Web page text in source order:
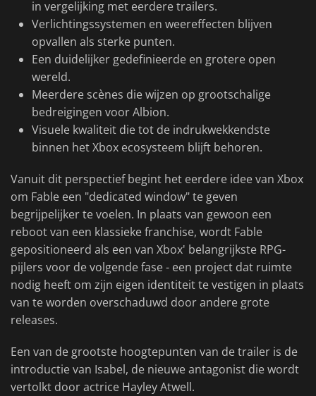
in vergelijking met eerdere trailers.
Verlichtingssystemen en weereffecten blijven
opvallen als sterke punten.
Een duidelijker gedefinieerde en grotere open
wereld.
Meerdere scènes die wijzen op grootschalige
bedreigingen voor Albion.
Visuele kwaliteit die tot de indrukwekkendste
binnen het Xbox ecosysteem blijft behoren.
Vanuit dit perspectief begint het eerdere idee van Xbox
om Fable een "dedicated window" te geven
begrijpelijker te voelen. In plaats van gewoon een
reboot van een klassieke franchise, wordt Fable
gepositioneerd als een van Xbox' belangrijkste RPG-
pijlers voor de volgende fase - een project dat ruimte
nodig heeft om zijn eigen identiteit te vestigen in plaats
van te worden overschaduwd door andere grote
releases.
Een van de grootste hoogtepunten van de trailer is de
introductie van Isabel, de nieuwe antagonist die wordt
vertolkt door actrice Hayley Atwell.